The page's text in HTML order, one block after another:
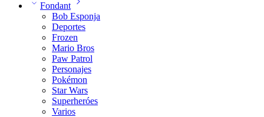
Fondant
Bob Esponja
Deportes
Frozen
Mario Bros
Paw Patrol
Personajes
Pokémon
Star Wars
Superheróes
Varios